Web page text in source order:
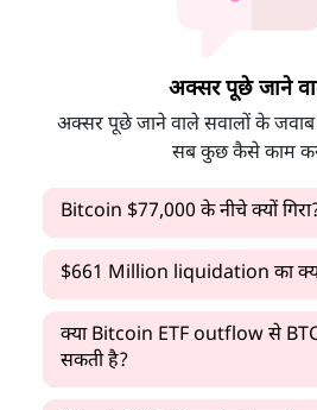
अक्सर पूछे जाने
अक्सर पूछे जाने वाले सवालों के
सब कुछ कैसे काम
Bitcoin $77,000 के नीचे क्यों
$661 Million liquidation का
क्या Bitcoin ETF outflow से
सकती है?